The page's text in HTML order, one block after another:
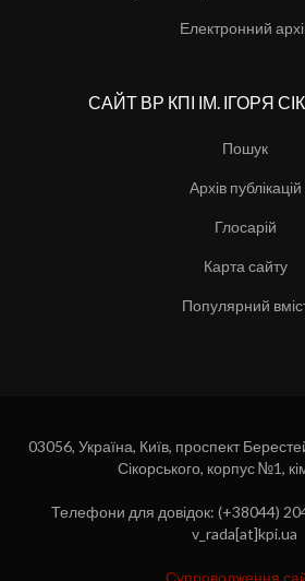
Електронний
САЙТ ВР КПІ ІМ. ІГОРЯ
Пошук
Архів публікацій
Глосарій
Карта сайту
Популярний
03056, Україна, Київ, проспект
Сікорського, корпус №1,
Телефони для довідок: (+38044)
v_rada[at]kpi.ua
Супроводження